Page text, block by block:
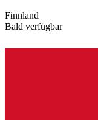
Finnland
Bald verfügbar